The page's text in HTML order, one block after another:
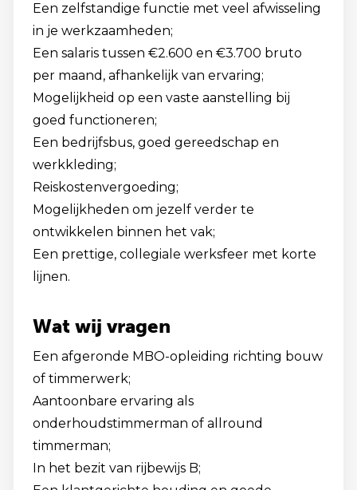
Een zelfstandige functie met veel afwisseling
in je werkzaamheden;
Een salaris tussen €2.600 en €3.700 bruto
per maand, afhankelijk van ervaring;
Mogelijkheid op een vaste aanstelling bij
goed functioneren;
Een bedrijfsbus, goed gereedschap en
werkkleding;
Reiskostenvergoeding;
Mogelijkheden om jezelf verder te
ontwikkelen binnen het vak;
Een prettige, collegiale werksfeer met korte
lijnen.
Wat wij vragen
Een afgeronde MBO-opleiding richting bouw
of timmerwerk;
Aantoonbare ervaring als
onderhoudstimmerman of allround
timmerman;
In het bezit van rijbewijs B;